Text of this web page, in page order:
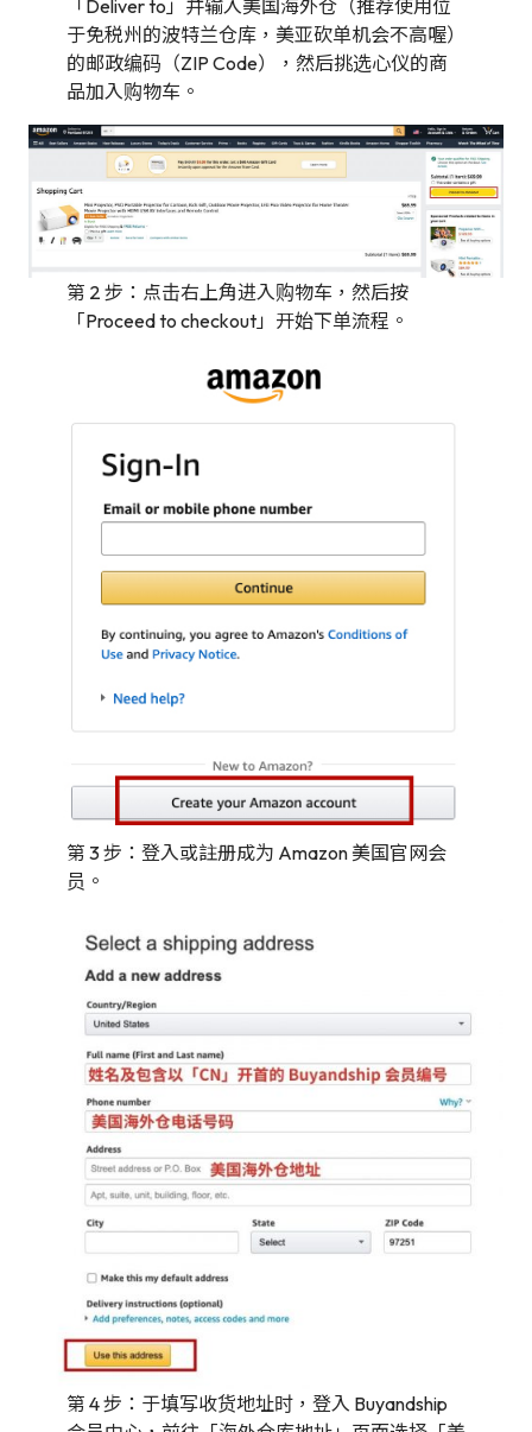
「Deliver to」并输入美国海外仓（推荐使用位
于免税州的波特兰仓库，美亚砍单机会不高喔）
的邮政编码（ZIP Code），然后挑选心仪的商
品加入购物车。
第 2 步：点击右上角进入购物车，然后按
「Proceed to checkout」开始下单流程。
第 3 步：登入或註册成为 Amazon 美国官网会
员。
第 4 步：于填写收货地址时，登入 Buyandship